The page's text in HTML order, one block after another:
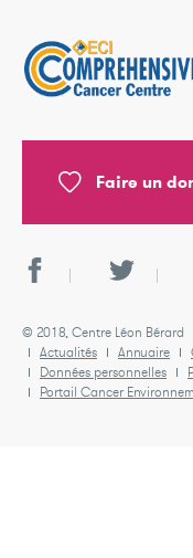
Faire un
© 2018, Centre Léon Bérard
Actualités
Annuaire
Données personnelles
Portail Cancer